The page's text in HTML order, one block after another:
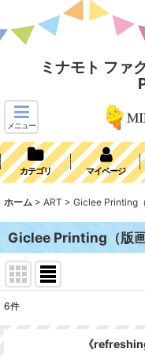
ミナモト ファ
メニュー
カテゴリ マイページ
ホーム > ART > Giclee Printing（
Giclee Printing（版
6件
《